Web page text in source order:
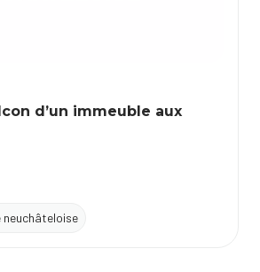
d’un immeuble aux
neuchâteloise